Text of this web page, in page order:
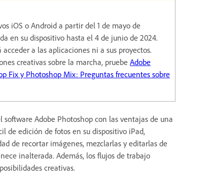
iOS o Android a partir del 1 de mayo de
en su dispositivo hasta el 4 de junio de 2024.
a las aplicaciones ni a sus proyectos.
creativas sobre la marcha, pruebe Adobe
Fix y Photoshop Mix: Preguntas frecuentes sobre
Adobe Photoshop con las ventajas de una
de edición de fotos en su dispositivo iPad,
de recortar imágenes, mezclarlas y editarlas de
inalterada. Además, los flujos de trabajo
creativas.